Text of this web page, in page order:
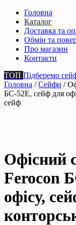
Головна
Каталог
Доставка та
Обмін та
Про магазин
Контакти
ТОП Підберемо
Головна /Сейфи /
БС-52Е, сейф для
сейф
Офісний
Ferocon
офiсу,